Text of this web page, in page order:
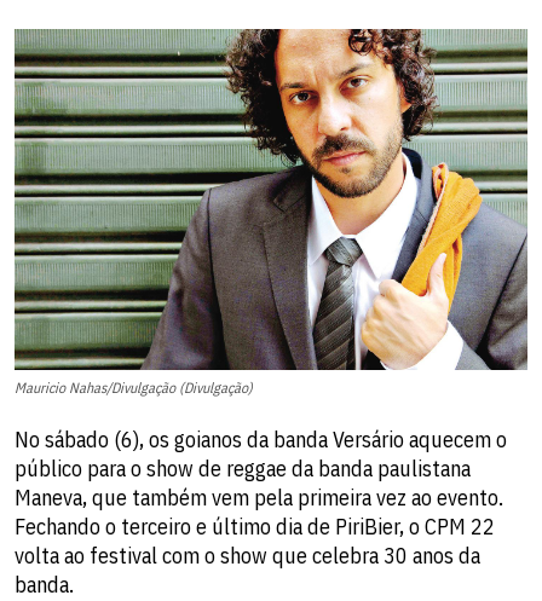
Mauricio Nahas/Divulgação (Divulgação)
No sábado (6), os goianos da banda Versário aquecem o
público para o show de reggae da banda paulistana
Maneva, que também vem pela primeira vez ao evento.
Fechando o terceiro e último dia de PiriBier, o CPM 22
volta ao festival com o show que celebra 30 anos da
banda.